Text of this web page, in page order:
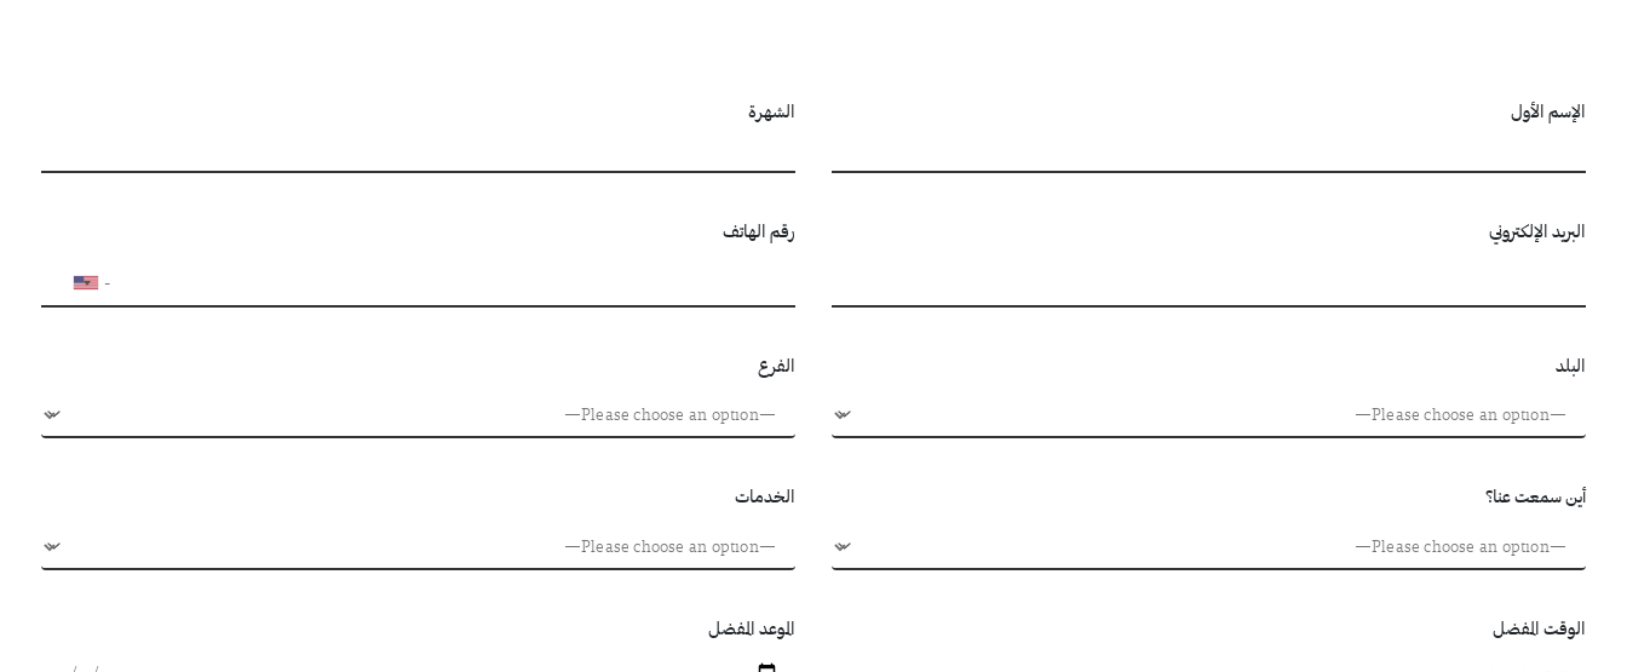
الإسم الأول الشهرة
البريد الإلكتروني رقم الهاتف
البلد الفرع
أين سمعت عنا؟ الخدمات
الوقت المفضل الموعد المفضل